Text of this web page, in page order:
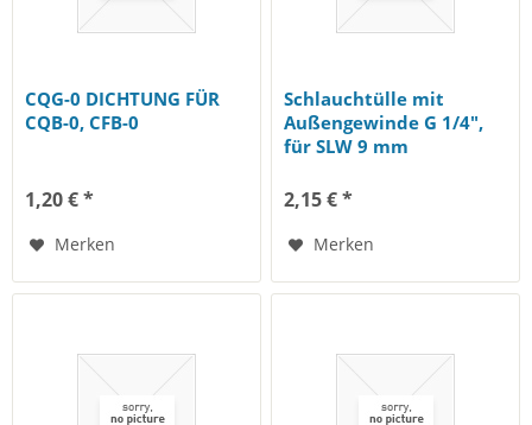
CQG-0 DICHTUNG FÜR
CQB-0, CFB-0
1,20 € *
Merken
Schlauchtülle mit
Außengewinde G 1/4",
für SLW 9 mm
2,15 € *
Merken